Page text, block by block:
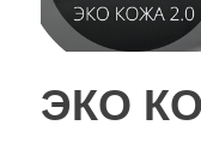
ЭКО